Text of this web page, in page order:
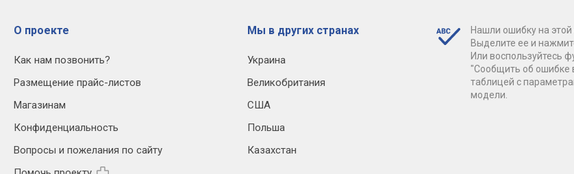
О проекте
Как нам позвонить?
Размещение прайс-листов
Магазинам
Конфиденциальность
Вопросы и пожелания по сайту
Мы в других странах
Украина
Великобритания
США
Польша
Казахстан
Нашли ошибку на этой
Выделите ее и
Или воспользуйтесь
"Сообщить об ошибке
таблицей с
модели.